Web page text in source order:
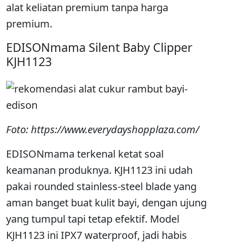
alat keliatan premium tanpa harga
premium.
EDISONmama Silent Baby Clipper
KJH1123
Foto: https://www.everydayshopplaza.com/
EDISONmama terkenal ketat soal
keamanan produknya. KJH1123 ini udah
pakai rounded stainless-steel blade yang
aman banget buat kulit bayi, dengan ujung
yang tumpul tapi tetap efektif. Model
KJH1123 ini IPX7 waterproof, jadi habis